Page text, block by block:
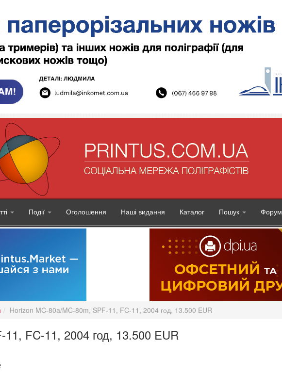
Події Оголошення Наші видання Каталог Пошук Форум
Horizon MC-80a/MC-80m, SPF-11, FC-11, 2004 год, 13.500 EUR
FC-11, 2004 год, 13.500 EUR